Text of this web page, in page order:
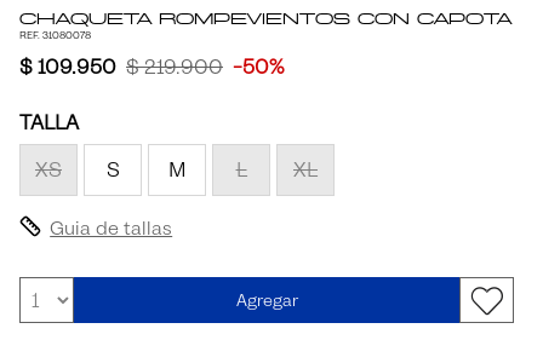
Chaqueta Rompevientos con Capota
REF. 31080078
$ 109.950 $ 219.900 -50%
TALLA
XS
S M L XL
Guia de tallas
Agregar